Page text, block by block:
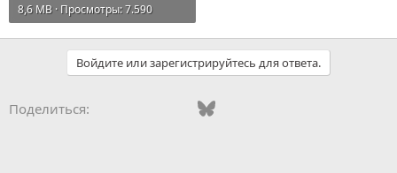
8,6 MB · Просмотры: 7.590
Войдите или зарегистрируйтесь для ответа.
Поделиться: Odnoklassniki
Mail.ruBluesky